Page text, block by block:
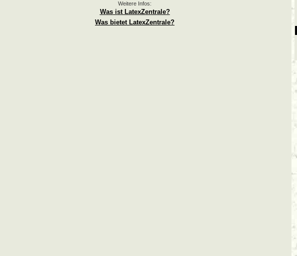
Weitere Infos:
Was ist LatexZentrale?
Was bietet LatexZentrale?